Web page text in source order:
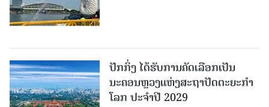
ປັກກິ່ງ ໄດ້ຮັບການຄັດເລືອກເປັນ
ນະຄອນຫຼວງແຫ່ງສະຖາປັດຕະຍະກຳ
ໂລກ ປະຈຳປີ 2029